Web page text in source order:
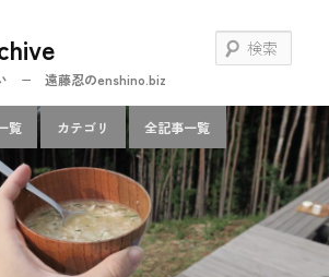
い − 遠藤忍のenshino.biz
索
覧 カテゴリ 全記事一覧